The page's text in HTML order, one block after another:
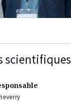
scientifiques